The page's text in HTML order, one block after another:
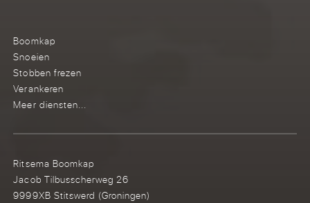
Boomkap
Snoeien
Stobben frezen
Verankeren
Meer diensten...
Ritsema Boomkap
Jacob Tilbusscherweg 26
9999XB Stitswerd (Groningen)